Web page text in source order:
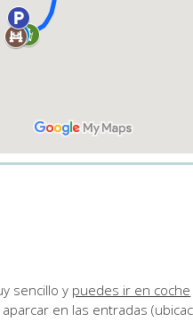
sencillo y puedes ir en coche
en las entradas